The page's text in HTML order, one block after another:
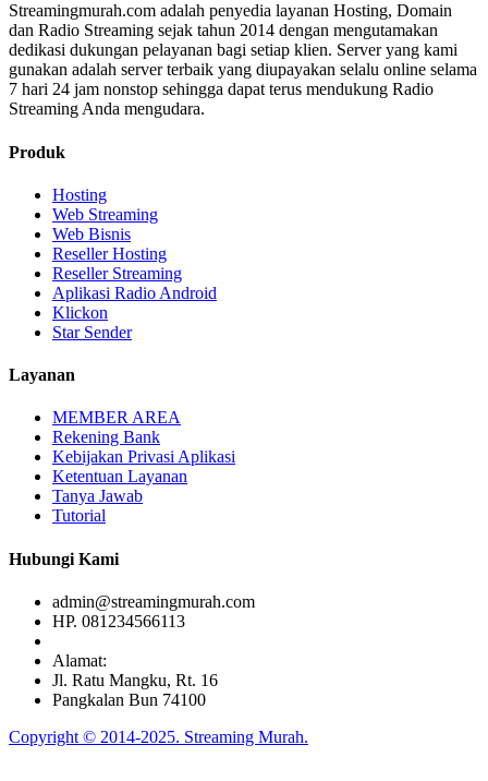
Streamingmurah.com adalah penyedia layanan Hosting, Domain
dan Radio Streaming sejak tahun 2014 dengan mengutamakan
dedikasi dukungan pelayanan bagi setiap klien. Server yang kami
gunakan adalah server terbaik yang diupayakan selalu online selama
7 hari 24 jam nonstop sehingga dapat terus mendukung Radio
Streaming Anda mengudara.
Produk
Hosting
Web Streaming
Web Bisnis
Reseller Hosting
Reseller Streaming
Aplikasi Radio Android
Klickon
Star Sender
Layanan
MEMBER AREA
Rekening Bank
Kebijakan Privasi Aplikasi
Ketentuan Layanan
Tanya Jawab
Tutorial
Hubungi Kami
admin@streamingmurah.com
HP. 081234566113
Alamat:
Jl. Ratu Mangku, Rt. 16
Pangkalan Bun 74100
Copyright © 2014-2025. Streaming Murah.